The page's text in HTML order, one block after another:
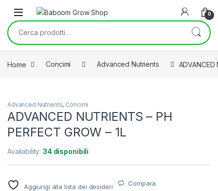
Skip to navigation
Skip to content
0
Cerca:
Home Concimi Advanced Nutrients ADVANCED
Advanced Nutrients, Concimi
ADVANCED NUTRIENTS – PH
PERFECT GROW – 1L
Availability:34 disponibili
Aggiungi alla lista dei desideri Compara